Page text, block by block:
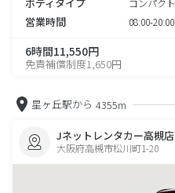
コンパクト
営業時間 08:00-20:00
6時間11,550円
免責補償制度1,650円
星ヶ丘駅から 4355m
Jネットレンタカー高槻店
大阪府高槻市松川町1-20